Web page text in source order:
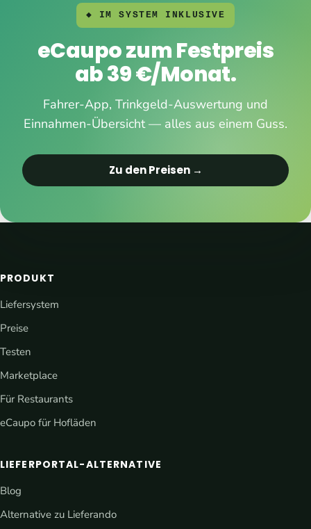
◆ IM SYSTEM INKLUSIVE
eCaupo zum Festpreis
ab 39 €/Monat.
Fahrer-App, Trinkgeld-Auswertung und
Einnahmen-Übersicht — alles aus einem Guss.
Zu den Preisen →
PRODUKT
Liefersystem
Preise
Testen
Marketplace
Für Restaurants
eCaupo für Hofläden
LIEFERPORTAL-ALTERNATIVE
Blog
Alternative zu Lieferando